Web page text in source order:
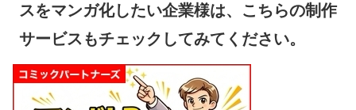
スをマンガ化したい企業様は、こちらの制作
サービスもチェックしてみてください。